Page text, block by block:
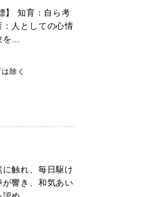
】 知育：自ら考
人としての心情
を…
除く
触れ、毎日駆け
響き、和気あい